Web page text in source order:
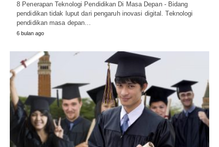
8 Penerapan Teknologi Pendidikan Di Masa Depan - Bidang
pendidikan tidak luput dari pengaruh inovasi digital. Teknologi
pendidikan masa depan…
6 bulan ago